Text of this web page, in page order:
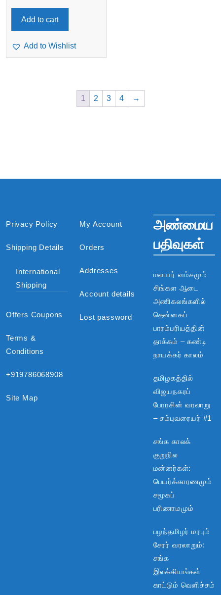
Add to cart
Add to Wishlist
1 2 3 4 →
Privacy Policy
Shipping Details
International
Shipping
Offers Coupons
Terms &
Conditions
+919786068908
Site Map
My Account
Orders
Addresses
Account details
Lost password
அண்மைய
பதிவுகள்
மலபார் வம்சமும்
சிங்கள ஆடை
அணிகலங்களில்
தென்னகப்
பாரம்பரியத்தின்
தாக்கம் – கண்டி
நாயக்கர் காலம்
தமிழகத்தில்
விஜயநகரப்
பேரரசின் வரலாறு
– சம்புவரையர் #1
சங்க காலக்
குறுநில
மன்னர்கள்:
பெயர்க்காரணமும்
சமூகப்
பரிணாமமும்
பழந்தமிழர் மரபும்
சேரர் வரலாறும்:
சங்க
இலக்கியங்கள்
காட்டும் வெளிச்சம்